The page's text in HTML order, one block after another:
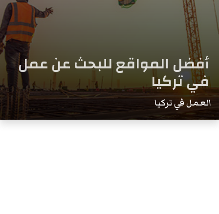
أفضل المواقع للبحث عن عمل
في تركيا
العمل في تركيا